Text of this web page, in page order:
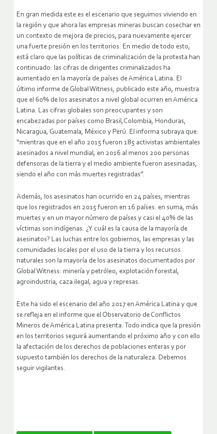
En gran medida este es el escenario que seguimos viviendo en
la región y que ahora las empresas mineras buscan cosechar en
un contexto de mejora de precios, para nuevamente ejercer
una fuerte presión en los territorios. En medio de todo esto,
está claro que las políticas de criminalización de la protesta han
continuado: las cifras de dirigentes criminalizados ha
aumentado en la mayoría de países de América Latina. El
último informe de Global Witness, publicado este año, muestra
que el 60% de los asesinatos a nivel global ocurren en América
Latina. Las cifras globales son preocupantes y son
encabezadas por países como Brasil,Colombia, Honduras,
Nicaragua, Guatemala, México y Perú. El informa subraya que:
“mientras que en el año 2015 fueron 185 activistas ambientales
asesinados a nivel mundial, en 2016 al menos 200 personas
defensoras de la tierra y el medio ambiente fueron asesinadas,
siendo el año con más muertes registradas”.
Además, los asesinatos han ocurrido en 24 países, mientras
que los registrados en 2015 fueron en 16 países: en suma, más
muertes y en un mayor número de países y casi el 40% de las
víctimas son indígenas. ¿Y cuál es la causa de la mayoría de
asesinatos? Las luchas entre los gobiernos, las empresas y las
comunidades locales por el uso de la tierra y los recursos
naturales son la mayoría de los asesinatos documentados por
Global Witness: minería y petróleo, explotación forestal,
agroindustria, caza ilegal, agua y represas.
Este ha sido el escenario del año 2017 en América Latina y que
se refleja en el informe que el Observatorio de Conflictos
Mineros de América Latina presenta. Todo indica que la presión
en los territorios seguirá aumentando el próximo año y con ello
la afectación de los derechos de poblaciones enteras y por
supuesto también los derechos de la naturaleza. Debemos
seguir vigilantes.